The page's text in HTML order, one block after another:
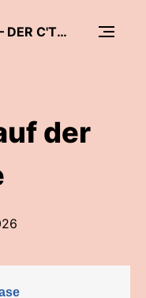
AUSLEGUNGSSACHE – DER C'T-DATENSCHUTZ-PODCAST
der